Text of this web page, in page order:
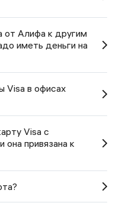
от Алифа к другим
иметь деньги на
Visa в офисах
Visa с
она привязана к